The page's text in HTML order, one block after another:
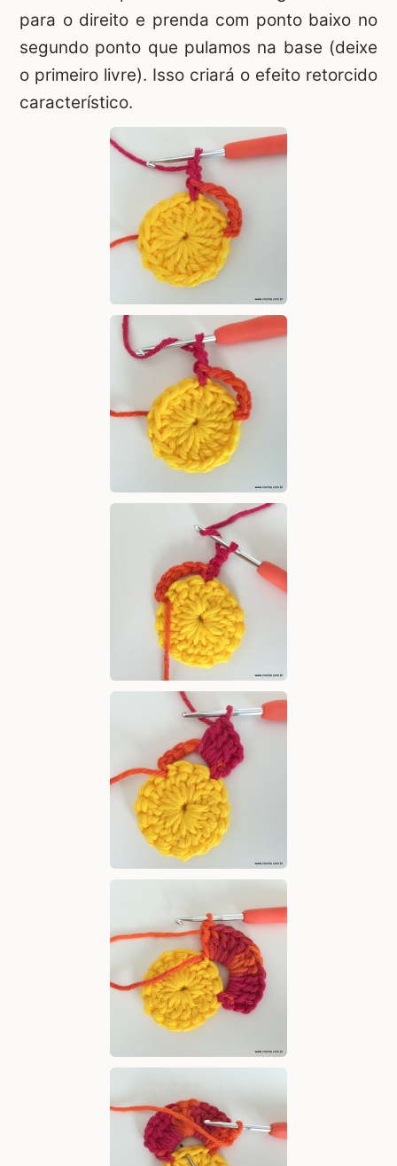
para o direito e prenda com ponto baixo no
segundo ponto que pulamos na base (deixe
o primeiro livre). Isso criará o efeito retorcido
característico.